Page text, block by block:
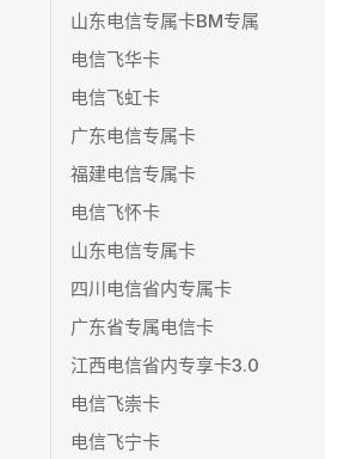
山东电信专属卡BM专属
电信飞华卡
电信飞虹卡
广东电信专属卡
福建电信专属卡
电信飞怀卡
山东电信专属卡
四川电信省内专属卡
广东省专属电信卡
江西电信省内专享卡3.0
电信飞崇卡
电信飞宁卡